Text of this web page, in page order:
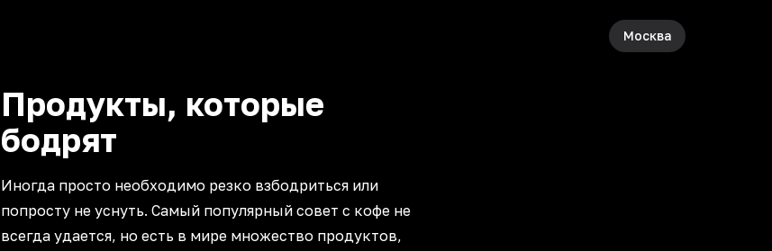
Москва
Продукты, которые
бодрят
Иногда просто необходимо резко взбодриться или
попросту не уснуть. Самый популярный совет с кофе не
всегда удается, но есть в мире множество продуктов,